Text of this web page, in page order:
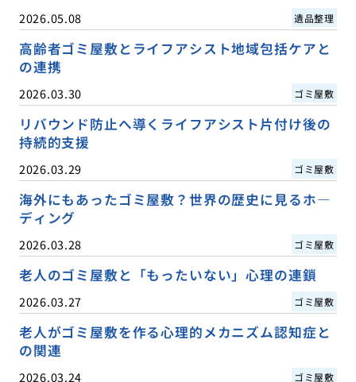
2026.05.08 遺品整理
高齢者ゴミ屋敷とライフアシスト地域包括ケアと
の連携
2026.03.30 ゴミ屋敷
リバウンド防止へ導くライフアシスト片付け後の
持続的支援
2026.03.29 ゴミ屋敷
海外にもあったゴミ屋敷？世界の歴史に見るホ―
ディング
2026.03.28 ゴミ屋敷
老人のゴミ屋敷と「もったいない」心理の連鎖
2026.03.27 ゴミ屋敷
老人がゴミ屋敷を作る心理的メカニズム認知症と
の関連
2026.03.24 ゴミ屋敷